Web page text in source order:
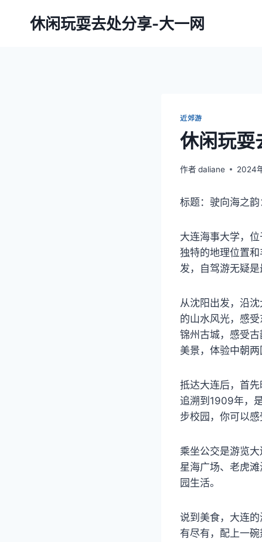
休闲玩耍去处分享-大一网
近郊游
休闲玩耍
作者 daliane 2024
标题：驶向海之
大连海事大学，
独特的地理位置
发，自驾游无疑
从沈阳出发，沿
的山水风光，感
锦州古城，感受
美景，体验中朝两
抵达大连后，首
追溯到1909年，
步校园，你可以
乘坐公交是游览
星海广场、老虎
园生活。
说到美食，大连
有尽有，配上一